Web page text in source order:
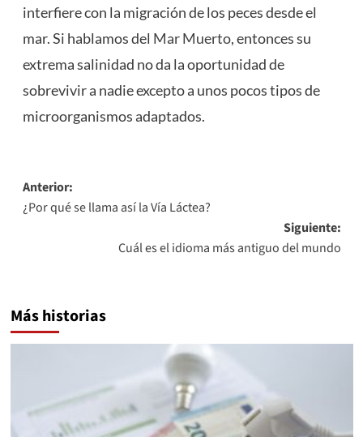
interfiere con la migración de los peces desde el
mar. Si hablamos del Mar Muerto, entonces su
extrema salinidad no da la oportunidad de
sobrevivir a nadie excepto a unos pocos tipos de
microorganismos adaptados.
Navegación
de
Anterior:
¿Por qué se llama así la Vía Láctea?
Siguiente:
Cuál es el idioma más antiguo del mundo
Más historias